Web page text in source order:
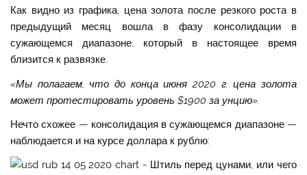
Как видно из графика, цена золота после резкого роста в
предыдущий месяц вошла в фазу консолидации в
сужающемся диапазоне, который в настоящее время
близится к развязке.
«Мы полагаем, что до конца июня 2020 г. цена золота
может протестировать уровень $1900 за унцию».
Нечто схожее — консолидация в сужающемся диапазоне —
наблюдается и на курсе доллара к рублю: